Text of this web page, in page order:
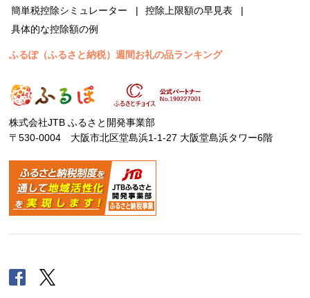
簡単税控除シミュレーター
控除上限額の早見表
具体的な控除額の例
ふるぽ（ふるさと納税）週間お礼の品ランキング
株式会社JTB ふるさと開発事業部
〒530-0004 大阪市北区堂島浜1-1-27 大阪堂島浜タワー6階
Facebook